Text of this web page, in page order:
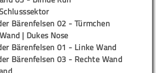
Bärenfelsen 02 - Türmchen
| Dukes Nose
Bärenfelsen 01 - Linke Wand
Bärenfelsen 03 - Rechte Wand